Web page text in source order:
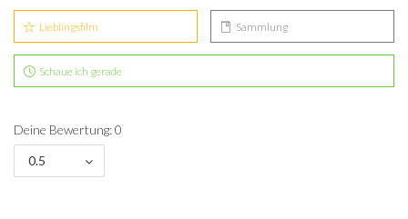
Lieblingsfilm Sammlung
Schaue ich gerade
Deine Bewertung: 0
0.5